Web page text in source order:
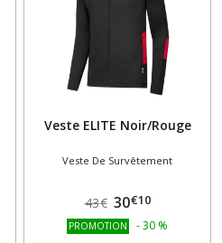
Veste ELITE Noir/Rouge
Veste De Survêtement
43€ 30€10
PROMOTION -30 %